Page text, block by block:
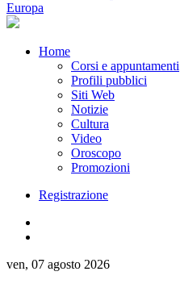
Home
Corsi e appuntamenti
Profili pubblici
Siti Web
Notizie
Cultura
Video
Oroscopo
Promozioni
Registrazione
ven, 07 agosto 2026